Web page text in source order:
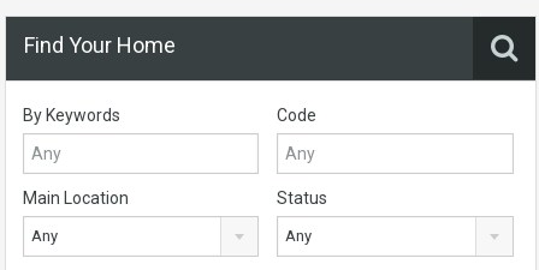
Find Your Home
By Keywords Code
Main Location
Any
Status
Any